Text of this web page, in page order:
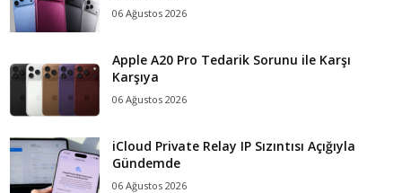
06 Ağustos 2026
Apple A20 Pro Tedarik Sorunu ile Karşı
Karşıya
06 Ağustos 2026
iCloud Private Relay IP Sızıntısı Açığıyla
Gündemde
06 Ağustos 2026